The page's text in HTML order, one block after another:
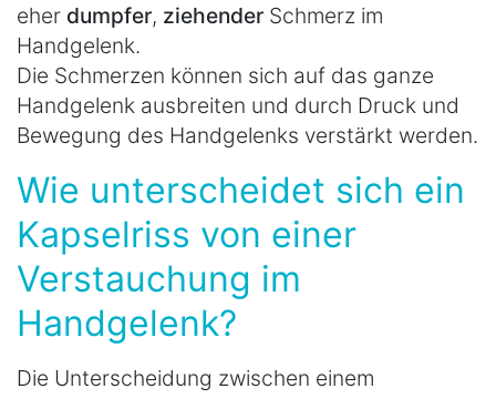
eher dumpfer, ziehender Schmerz im
Handgelenk.
Die Schmerzen können sich auf das ganze
Handgelenk ausbreiten und durch Druck und
Bewegung des Handgelenks verstärkt werden.
Wie unterscheidet sich ein
Kapselriss von einer
Verstauchung im
Handgelenk?
Die Unterscheidung zwischen einem